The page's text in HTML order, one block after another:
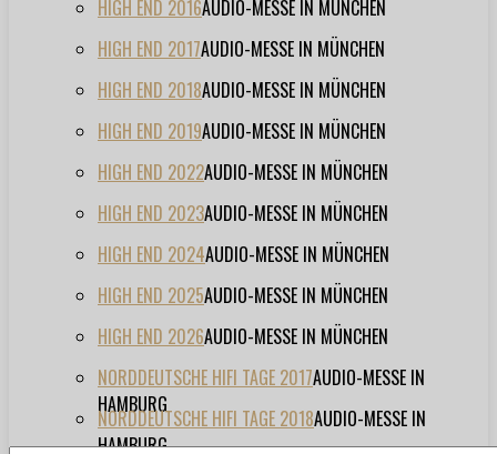
HIGH END 2016AUDIO-MESSE IN MÜNCHEN
HIGH END 2017AUDIO-MESSE IN MÜNCHEN
HIGH END 2018AUDIO-MESSE IN MÜNCHEN
HIGH END 2019AUDIO-MESSE IN MÜNCHEN
HIGH END 2022AUDIO-MESSE IN MÜNCHEN
HIGH END 2023AUDIO-MESSE IN MÜNCHEN
HIGH END 2024AUDIO-MESSE IN MÜNCHEN
HIGH END 2025AUDIO-MESSE IN MÜNCHEN
HIGH END 2026AUDIO-MESSE IN MÜNCHEN
NORDDEUTSCHE HIFI TAGE 2017AUDIO-MESSE IN
HAMBURG
NORDDEUTSCHE HIFI TAGE 2018AUDIO-MESSE IN
HAMBURG